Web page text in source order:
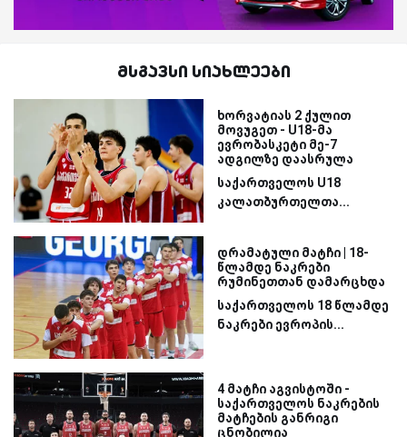
მსგავსი სიახლეები
ხორვატიას 2 ქულით
მოვუგეთ - U18-მა
ევრობასკეტი მე-7
ადგილზე დაასრულა
საქართველოს U18
კალათბურთელთა...
დრამატული მატჩი | 18-
წლამდე ნაკრები
რუმინეთთან დამარცხდა
საქართველოს 18 წლამდე
ნაკრები ევროპის...
4 მატჩი აგვისტოში -
საქართველოს ნაკრების
მატჩების განრიგი
ცნობილია